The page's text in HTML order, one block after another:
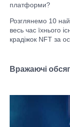
платформи?
Розглянемо 10
весь час їхнього
крадіжок NFT за
Вражаючі